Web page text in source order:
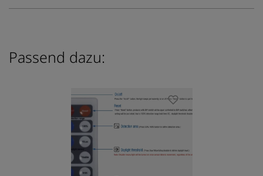
Passend dazu: